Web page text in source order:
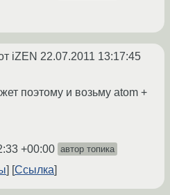
iZEN 22.07.2011 13:17:45
поэтому и возьму atom +
+00:00 автор топика
Ссылка